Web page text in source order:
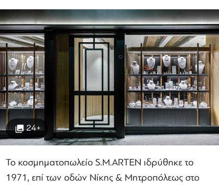
24+
Το κοσμηματοπωλείο S.M.ARTEN ιδρύθηκε το
1971, επί των οδών Νίκης & Μητροπόλεως στο